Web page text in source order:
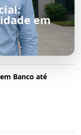
em
Banco até